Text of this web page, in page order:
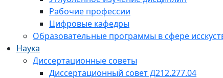
Рабочие профессии
Цифровые кафедры
Образовательные программы в сфере
Наука
Диссертационные советы
Диссертационный совет Д212.277.04